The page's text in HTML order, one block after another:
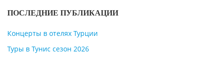
ПОСЛЕДНИЕ ПУБЛИКАЦИИ
Концерты в отелях Турции
Туры в Тунис сезон 2026